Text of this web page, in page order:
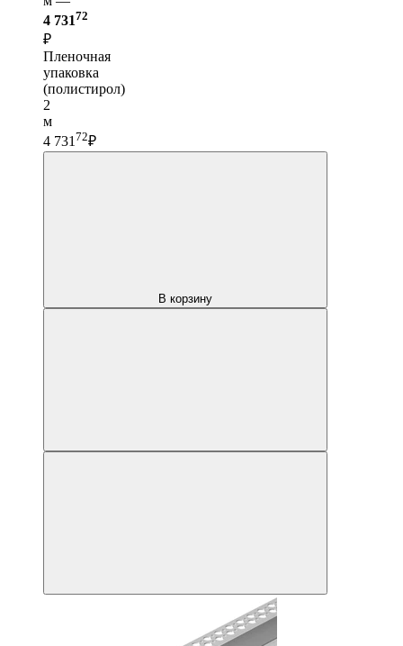
4 73172
₽
Пленочная
упаковка
(полистирол)
2
м
4 73172₽
В корзину